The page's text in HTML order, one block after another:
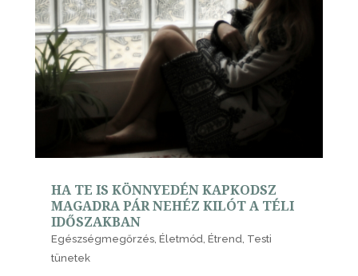
HA TE IS KÖNNYEDÉN KAPKODSZ
MAGADRA PÁR NEHÉZ KILÓT A TÉLI
IDŐSZAKBAN
Egészségmegőrzés, Életmód Étrend Testi
tünetek